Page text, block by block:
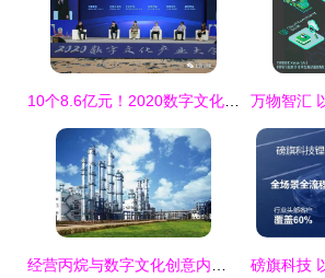
10个8.6亿元！2020数字文化产业大会在上饶举行，聚焦数字文化创意内容应用服务
经营丙烷与数字文化创意内容应用服务的合规要求解析